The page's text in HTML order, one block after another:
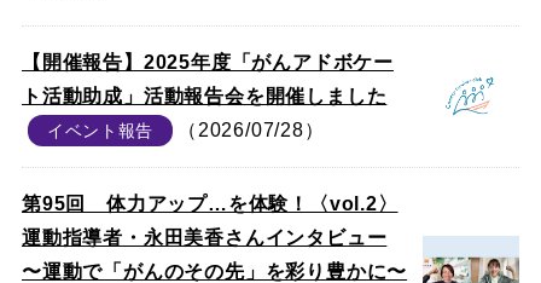
【開催報告】2025年度「がんアドボケー
ト活動助成」活動報告会を開催しました
イベント報告 （2026/07/28）
第95回 体力アップ…を体験！〈vol.2〉
運動指導者・永田美香さんインタビュー
〜運動で「がんのその先」を彩り豊かに〜